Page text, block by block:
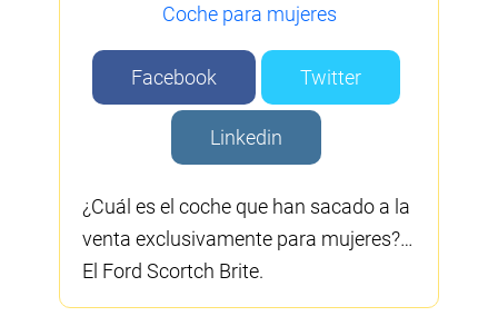
Coche para mujeres
Facebook Twitter
Linkedin
¿Cuál es el coche que han sacado a la
venta exclusivamente para mujeres?…
El Ford Scortch Brite.